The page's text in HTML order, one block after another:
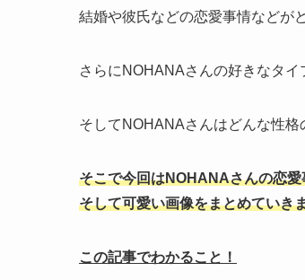
結婚や彼氏などの恋愛事情などが
さらにNOHANAさんの好きなタイ
そしてNOHANAさんはどんな性格
そこで今回はNOHANAさんの恋
そして可愛い画像をまとめていき
この記事でわかること！